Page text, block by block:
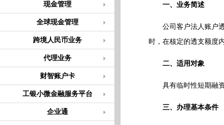
现金管理
全球现金管理
跨境人民币业务
代理业务
财智账户卡
工银小微金融服务平台
企业通
一、业务简述
公司客户法人账户透
时，在核定的透支额度
二、适用对象
具有临时性短期融资
三、办理基本条件